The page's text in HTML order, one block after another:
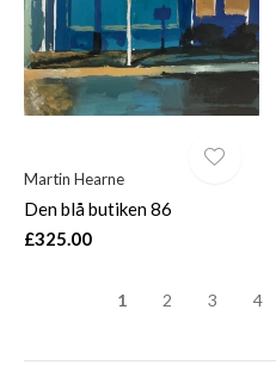
Martin Hearne
Den blå butiken 86
£325.00
1 2 3 4